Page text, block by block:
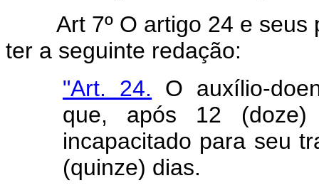
Art 7º O artigo 24 e
ter a seguinte redação:
"Art. 24. O auxílio-
que, após 12 (doze)
incapacitado para seu
(quinze) dias.